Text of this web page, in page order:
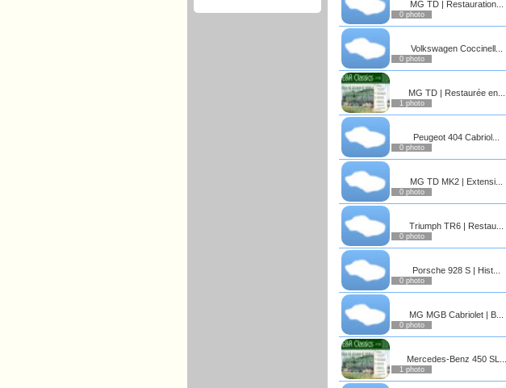
MG TD | Restauration...
0 photo
Volkswagen Coccinell...
0 photo
MG TD | Restaurée en...
1 photo
Peugeot 404 Cabriol...
0 photo
MG TD MK2 | Extensi...
0 photo
Triumph TR6 | Restau...
0 photo
Porsche 928 S | Hist...
0 photo
MG MGB Cabriolet | B...
0 photo
Mercedes-Benz 450 SL...
1 photo